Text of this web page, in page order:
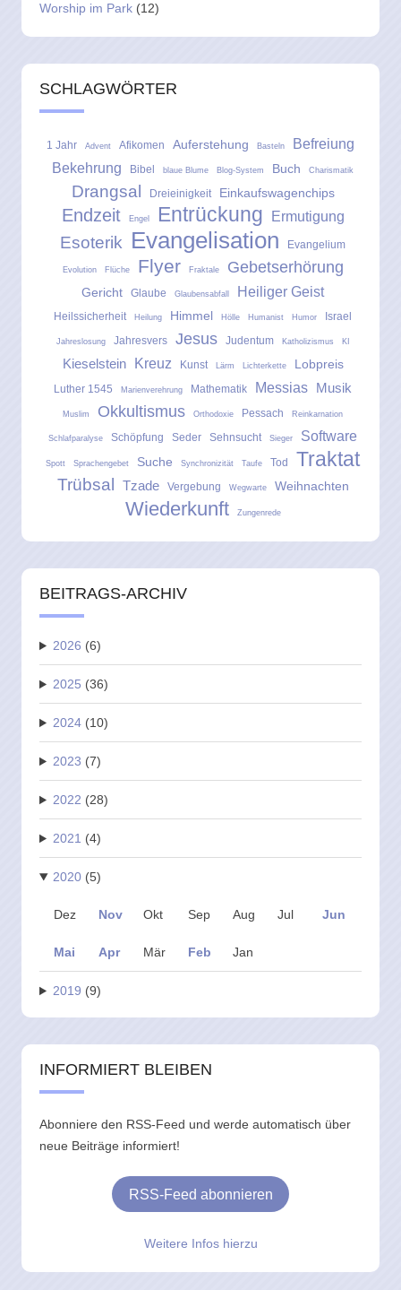
Worship im Park (12)
SCHLAGWÖRTER
1 Jahr Advent Afikomen Auferstehung Basteln
Befreiung
Bekehrung
Bibel blaue Blume Blog-System Buch Charismatik
Drangsal Dreieinigkeit Einkaufswagenchips
Endzeit Engel Entrückung Ermutigung
Esoterik Evangelisation Evangelium
Evolution Flüche Flyer Fraktale Gebetserhörung
Gericht Glaube Glaubensabfall Heiliger Geist
Heilssicherheit Heilung Himmel Hölle Humanist Humor Israel
Jahreslosung Jahresvers Jesus Judentum Katholizismus KI
Kieselstein Kreuz Kunst Lärm Lichterkette Lobpreis
Luther 1545 Marienverehrung Mathematik Messias Musik
Muslim Okkultismus Orthodoxie Pessach Reinkarnation
Schlafparalyse Schöpfung Seder Sehnsucht Sieger Software
Spott Sprachengebet Suche Synchronizität Taufe Tod Traktat
Trübsal Tzade Vergebung Wegwarte Weihnachten
Wiederkunft Zungenrede
BEITRAGS-ARCHIV
2026 (6)
2025 (36)
2024 (10)
2023 (7)
2022 (28)
2021 (4)
2020 (5)
Dez Nov Okt Sep Aug Jul Jun
Mai Apr Mär Feb Jan
2019 (9)
INFORMIERT BLEIBEN
Abonniere den RSS-Feed und werde automatisch über
neue Beiträge informiert!
RSS-Feed abonnieren
Weitere Infos hierzu